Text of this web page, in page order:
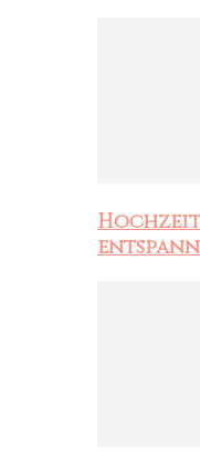
Hochzeit